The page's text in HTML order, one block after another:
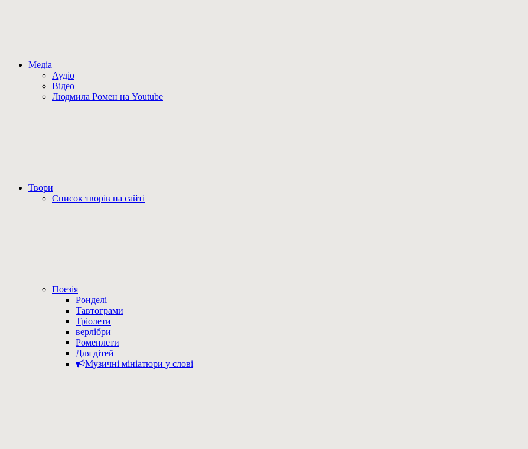
Медіа
Аудіо
Відео
Людмила Ромен на Youtube
Твори
Список творів на сайті
Поезія
Ронделі
Тавтограми
Тріолети
верлібри
Роменлети
Для дітей
Музичні мініатюри у слові